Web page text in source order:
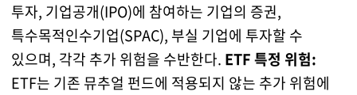
투자, 기업공개(IPO)에 참여하는 기업의 증권,
특수목적인수기업(SPAC), 부실 기업에 투자할 수
있으며, 각각 추가 위험을 수반한다. ETF 특정 위험:
ETF는 기존 뮤추얼 펀드에 적용되지 않는 추가 위험에